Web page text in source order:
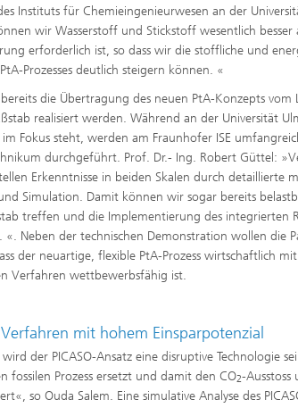
Instituts für Chemieingenieurwesen an der
wir Wasserstoff und Stickstoff wesentlich besser
erforderlich ist, so dass wir die stoffliche und
Prozesses deutlich steigern können. «
die Übertragung des neuen PtA-Konzepts vom
realisiert werden. Während an der Universität
Fokus steht, werden am Fraunhofer ISE
durchgeführt. Prof. Dr.- Ing. Robert Güttel:
Erkenntnisse in beiden Skalen durch detaillierte
Simulation. Damit können wir sogar bereits
treffen und die Implementierung des integrierten
«. Neben der technischen Demonstration wollen die
der neuartige, flexible PtA-Prozess wirtschaftlich
Verfahren wettbewerbsfähig ist.
mit hohem Einsparpotenzial
der PICASO-Ansatz eine disruptive Technologie
fossilen Prozess ersetzt und damit den CO2-Ausstoss
so Ouda Salem. Eine simulative Analyse des